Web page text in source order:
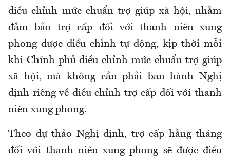
điều chỉnh mức chuẩn trợ giúp xã hội, nhằm
đảm bảo trợ cấp đối với thanh niên xung
phong được điều chỉnh tự động, kịp thời mỗi
khi Chính phủ điều chỉnh mức chuẩn trợ giúp
xã hội, mà không cần phải ban hành Nghị
định riêng về điều chỉnh trợ cấp đối với thanh
niên xung phong.
Theo dự thảo Nghị định, trợ cấp hằng tháng
đối với thanh niên xung phong sẽ được điều